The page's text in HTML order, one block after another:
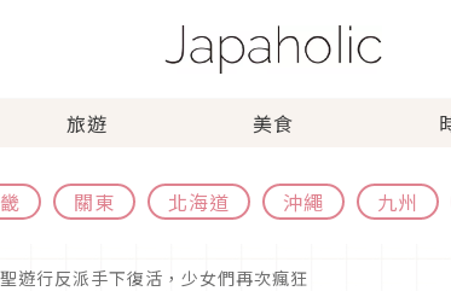
旅遊 美食
關東 北海道 沖繩 九州
遊行反派手下復活，少女們再次瘋狂